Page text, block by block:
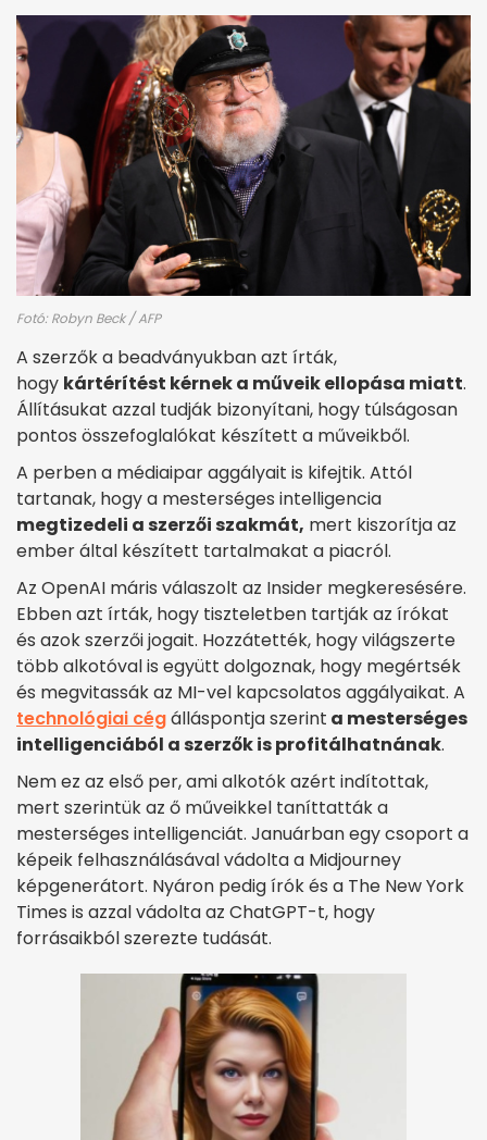
Fotó: Robyn Beck / AFP
A szerzők a beadványukban azt írták,
hogy kártérítést kérnek a műveik ellopása miatt.
Állításukat azzal tudják bizonyítani, hogy túlságosan
pontos összefoglalókat készített a műveikből.
A perben a médiaipar aggályait is kifejtik. Attól
tartanak, hogy a mesterséges intelligencia
megtizedeli a szerzői szakmát, mert kiszorítja az
ember által készített tartalmakat a piacról.
Az OpenAI máris válaszolt az Insider megkeresésére.
Ebben azt írták, hogy tiszteletben tartják az írókat
és azok szerzői jogait. Hozzátették, hogy világszerte
több alkotóval is együtt dolgoznak, hogy megértsék
és megvitassák az MI-vel kapcsolatos aggályaikat. A
technológiai cégálláspontja szerint a mesterséges
intelligenciából a szerzők is profitálhatnának.
Nem ez az első per, ami alkotók azért indítottak,
mert szerintük az ő műveikkel taníttatták a
mesterséges intelligenciát. Januárban egy csoport a
képeik felhasználásával vádolta a Midjourney
képgenerátort. Nyáron pedig írók és a The New York
Times is azzal vádolta az ChatGPT-t, hogy
forrásaikból szerezte tudását.